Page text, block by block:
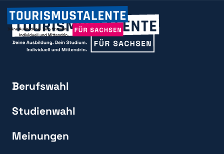
Berufswahl
Studienwahl
Meinungen